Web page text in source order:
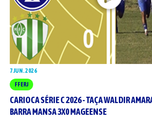
7 JUN. 2026
FFERJ
CARIOCA SÉRIE C 2026 - TAÇA WALDIR
BARRA MANSA 3X0 MAGEENSE